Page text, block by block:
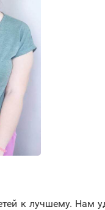
к лучшему. Нам